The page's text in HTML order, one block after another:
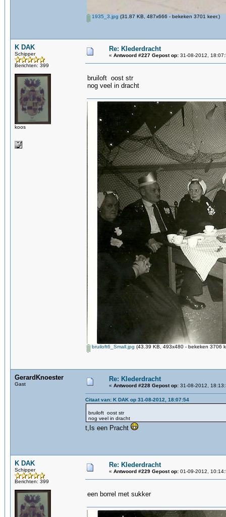
1935_3.jpg (31.87 KB, 487x666 - bekeken 3701 keer.)
K DAK
Schipper
Berichten: 399
koos
Re: Klederdracht
« Antwoord #227 Gepost op: 31-08-2012,
bruiloft oost str
nog veel in dracht
bruiloft6_Small.jpg (43.39 KB, 493x480 - bekeken 3706
GerardKnoester
Gast
Re: Klederdracht
« Antwoord #228 Gepost op: 31-08-2012,
Citaat van: K DAK op 31-08-2012, 18:07:54
bruiloft oost str
nog veel in dracht
t,Is een Pracht
K DAK
Schipper
Berichten: 399
Re: Klederdracht
« Antwoord #229 Gepost op: 01-09-2012,
een borrel met sukker